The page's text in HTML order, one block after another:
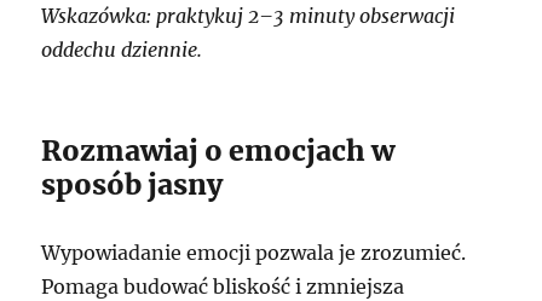
Wskazówka: praktykuj 2–3 minuty obserwacji
oddechu dziennie.
Rozmawiaj o emocjach w
sposób jasny
Wypowiadanie emocji pozwala je zrozumieć.
Pomaga budować bliskość i zmniejsza